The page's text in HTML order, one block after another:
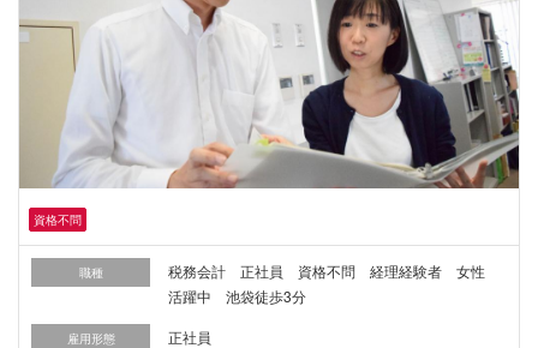
資格不問
職種
税務会計 正社員 資格不問 経理経験者 女性
活躍中 池袋徒歩3分
雇用形態 正社員